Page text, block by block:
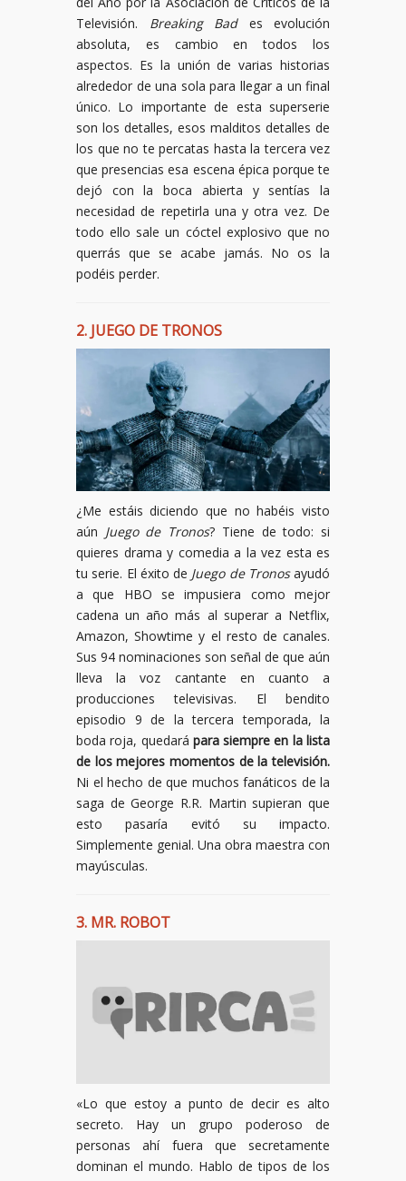
Televisión. Breaking Bades evolución
absoluta, es cambio en todos los
aspectos. Es la unión de varias historias
alrededor de una sola para llegar a un final
único. Lo importante de esta superserie
son los detalles, esos malditos detalles de
los que no te percatas hasta la tercera vez
que presencias esa escena épica porque te
dejó con la boca abierta y sentías la
necesidad de repetirla una y otra vez. De
todo ello sale un cóctel explosivo que no
querrás que se acabe jamás. No os la
podéis perder.
2. JUEGO DE TRONOS
¿Me estáis diciendo que no habéis visto
aún Juego de Tronos? Tiene de todo: si
quieres drama y comedia a la vez esta es
tu serie. El éxito de Juego de Tronosayudó
a que HBO se impusiera como mejor
cadena un año más al superar a Netflix,
Amazon, Showtime y el resto de canales.
Sus 94 nominaciones son señal de que aún
lleva la voz cantante en cuanto a
producciones televisivas. El bendito
episodio 9 de la tercera temporada, la
boda roja, quedará para siempre en la lista
de los mejores momentos de la televisión.
Ni el hecho de que muchos fanáticos de la
saga de George R.R. Martin supieran que
esto pasaría evitó su impacto.
Simplemente genial. Una obra maestra con
mayúsculas.
3. MR. ROBOT
«Lo que estoy a punto de decir es alto
secreto. Hay un grupo poderoso de
personas ahí fuera que secretamente
dominan el mundo. Hablo de tipos de los